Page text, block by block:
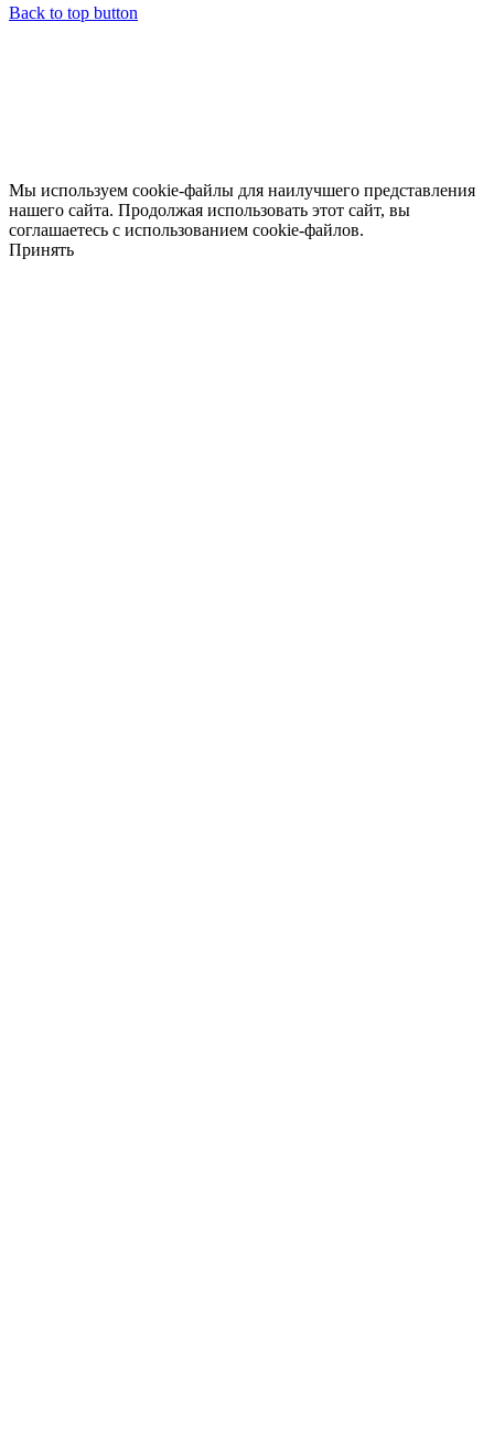
Back to top button
Мы используем cookie-файлы для наилучшего представления
нашего сайта. Продолжая использовать этот сайт, вы
соглашаетесь с использованием cookie-файлов.
Принять